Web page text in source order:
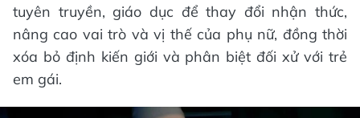
tuyên truyền, giáo dục để thay đổi nhận thức,
nâng cao vai trò và vị thế của phụ nữ, đồng thời
xóa bỏ định kiến giới và phân biệt đối xử với trẻ
em gái.